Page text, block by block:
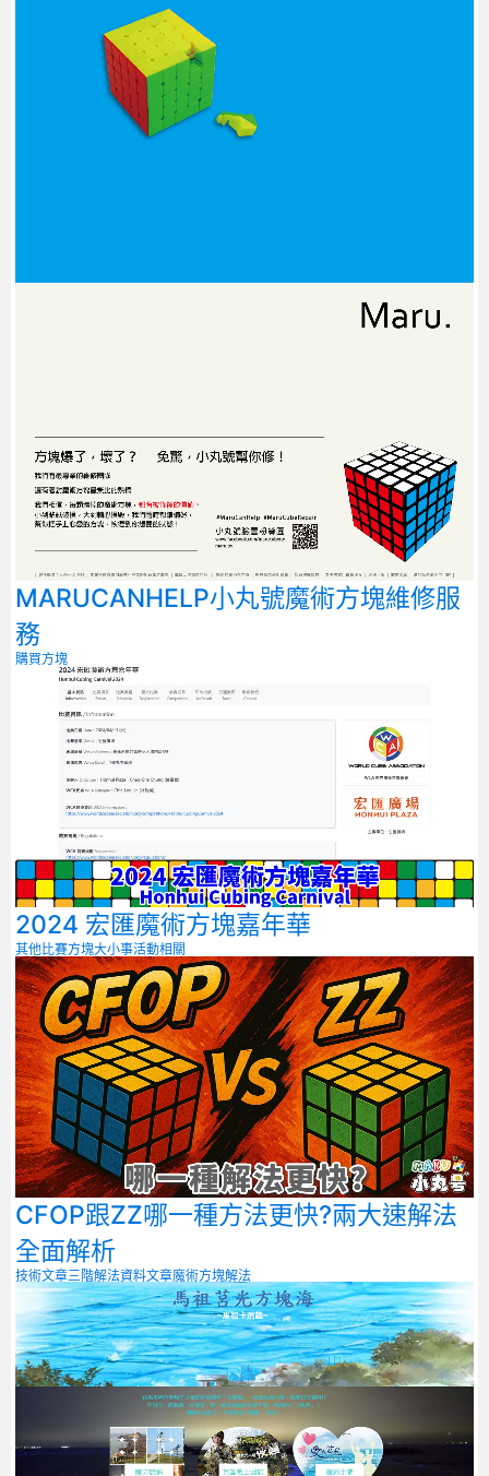
MARUCANHELP小丸號魔術方塊維修服
務
購買方塊
2024 宏匯魔術方塊嘉年華
其他比賽方塊大小事活動相關
CFOP跟ZZ哪一種方法更快?兩大速解法
全面解析
技術文章三階解法資料文章魔術方塊解法